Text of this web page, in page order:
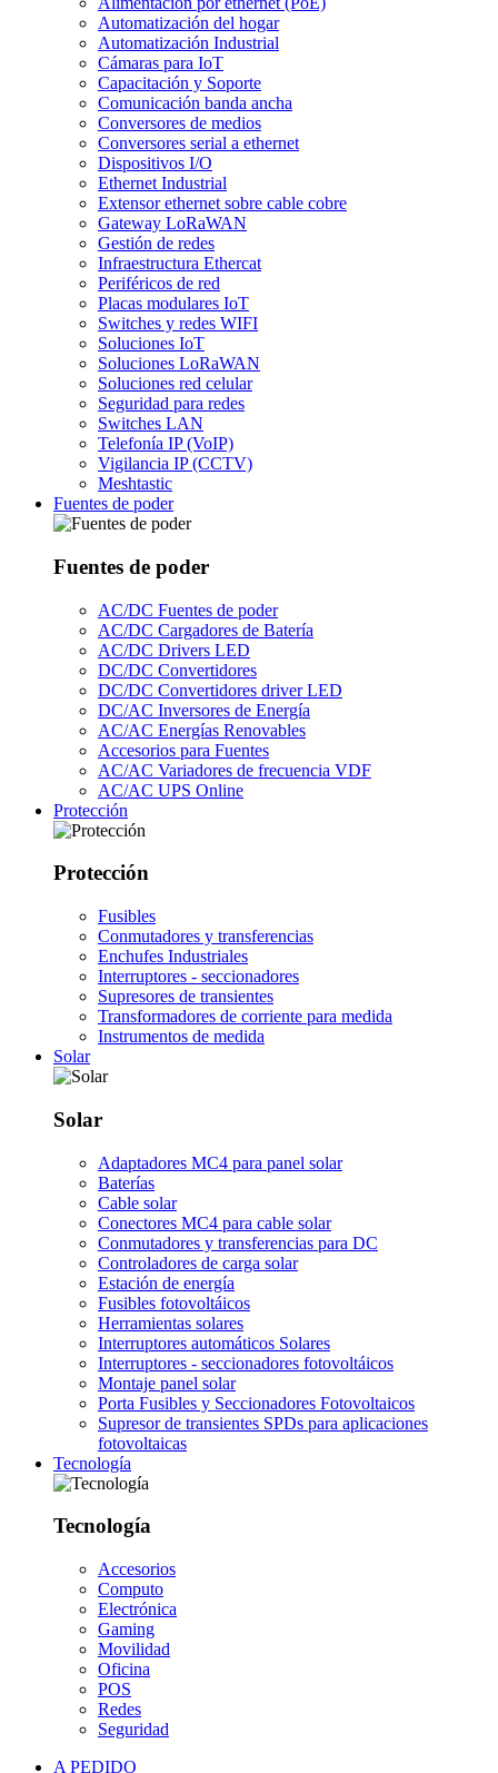
Automatización del hogar
Automatización Industrial
Cámaras para IoT
Capacitación y Soporte
Comunicación banda ancha
Conversores de medios
Conversores serial a ethernet
Dispositivos I/O
Ethernet Industrial
Extensor ethernet sobre cable cobre
Gateway LoRaWAN
Gestión de redes
Infraestructura Ethercat
Periféricos de red
Placas modulares IoT
Switches y redes WIFI
Soluciones IoT
Soluciones LoRaWAN
Soluciones red celular
Seguridad para redes
Switches LAN
Telefonía IP (VoIP)
Vigilancia IP (CCTV)
Meshtastic
Fuentes de poder
Fuentes de poder
AC/DC Fuentes de poder
AC/DC Cargadores de Batería
AC/DC Drivers LED
DC/DC Convertidores
DC/DC Convertidores driver LED
DC/AC Inversores de Energía
AC/AC Energías Renovables
Accesorios para Fuentes
AC/AC Variadores de frecuencia VDF
AC/AC UPS Online
Protección
Protección
Fusibles
Conmutadores y transferencias
Enchufes Industriales
Interruptores - seccionadores
Supresores de transientes
Transformadores de corriente para medida
Instrumentos de medida
Solar
Solar
Adaptadores MC4 para panel solar
Baterías
Cable solar
Conectores MC4 para cable solar
Conmutadores y transferencias para DC
Controladores de carga solar
Estación de energía
Fusibles fotovoltáicos
Herramientas solares
Interruptores automáticos Solares
Interruptores - seccionadores fotovoltáicos
Montaje panel solar
Porta Fusibles y Seccionadores Fotovoltaicos
Supresor de transientes SPDs para aplicaciones
fotovoltaicas
Tecnología
Tecnología
Accesorios
Computo
Electrónica
Gaming
Movilidad
Oficina
POS
Redes
Seguridad
A PEDIDO